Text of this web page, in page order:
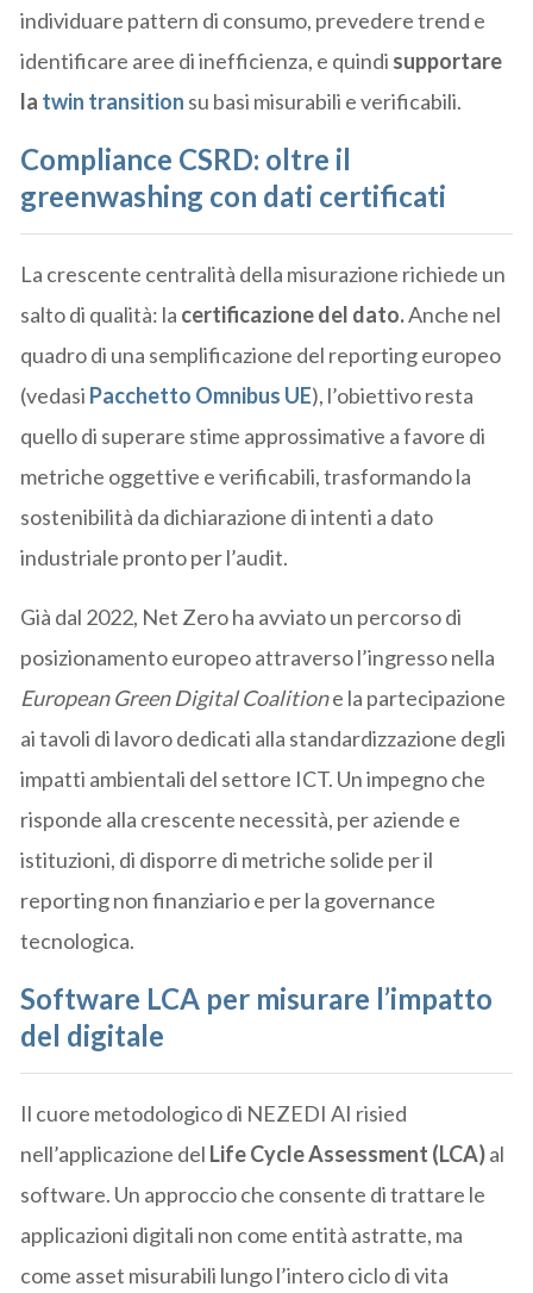
individuare pattern di consumo, prevedere trend e
identificare aree di inefficienza, e quindi supportare
la twin transition su basi misurabili e verificabili.
Compliance CSRD: oltre il
greenwashing con dati certificati
La crescente centralità della misurazione richiede un
salto di qualità: la certificazione del dato.Anche nel
quadro di una semplificazione del reporting europeo
(vedasi Pacchetto Omnibus UE), l’obiettivo resta
quello di superare stime approssimative a favore di
metriche oggettive e verificabili, trasformando la
sostenibilità da dichiarazione di intenti a dato
industriale pronto per l’audit.
Già dal 2022, Net Zero ha avviato un percorso di
posizionamento europeo attraverso l’ingresso nella
European Green Digital Coalitione la partecipazione
ai tavoli di lavoro dedicati alla standardizzazione degli
impatti ambientali del settore ICT. Un impegno che
risponde alla crescente necessità, per aziende e
istituzioni, di disporre di metriche solide per il
reporting non finanziario e per la governance
tecnologica.
Software LCA per misurare l’impatto
del digitale
Il cuore metodologico di NEZEDI AI risied
nell’applicazione del Life Cycle Assessment (LCA)al
software. Un approccio che consente di trattare le
applicazioni digitali non come entità astratte, ma
come asset misurabili lungo l’intero ciclo di vita